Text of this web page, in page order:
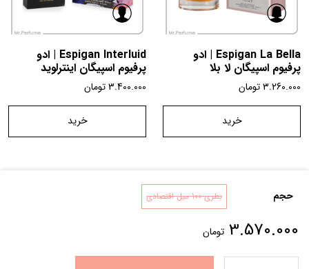
حجم بطری 100 میل اقتصادی
3.570.000 تومان
Espigan La Bella | ادو
پرفیوم اسپیگان لا بلا
3.260.000تومان
خرید
Espigan Interluid | ادو
پرفیوم اسپیگان اینترلوید
3.400.000تومان
خرید